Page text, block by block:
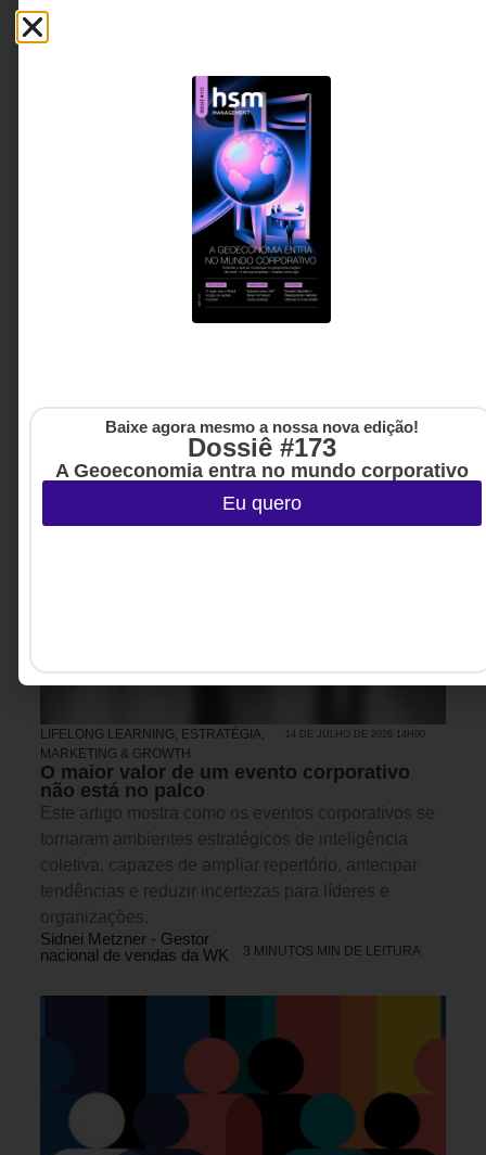
maiores cases de inovação logística do Japão. Este
artigo revela como os princípios das artes marciais
podem oferecer novas perspectivas sobre cultura
organizacional, inovação, tomada de decisão e
liderança em tempos de transformação.
Kei Izawa - 7º Dan de Aikikai
Federação Internacional de
16 MINUTOS MIN DE LEITURA
LIFELONG LEARNING, ESTRATÉGIA,
MARKETING & GROWTH
14 DE JULHO DE 2026 14H00
O maior valor de um evento corporativo
não está no palco
Este artigo mostra como os eventos corporativos se
tornaram ambientes estratégicos de inteligência
coletiva, capazes de ampliar repertório, antecipar
tendências e reduzir incertezas para líderes e
organizações.
Sidnei Metzner - Gestor
nacional de vendas da WK
3 MINUTOS MIN DE LEITURA
Baixe agora mesmo a nossa nova edição!
Dossiê #173
A Geoeconomia entra no mundo corporativo
Eu quero